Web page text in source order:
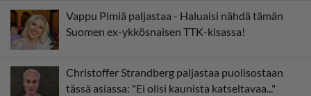
Vappu Pimiä paljastaa - Haluaisi nähdä tämän
Suomen ex-ykkösnaisen TTK-kisassa!
Christoffer Strandberg paljastaa puolisostaan
tässä asiassa: "Ei olisi kaunista katseltavaa..."